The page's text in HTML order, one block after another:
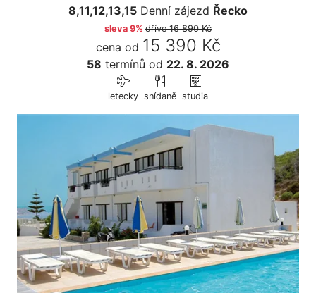
8,11,12,13,15 Denní zájezd Řecko
sleva 9% dříve16 890 Kč
cena od 15 390 Kč
58 termínů od 22. 8. 2026
letecky snídaně studia